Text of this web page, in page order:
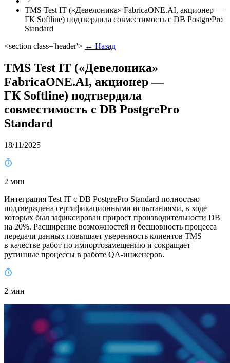
TMS Test IT («Девелоника» FabricaONE.AI, акционер —
ГК Softline) подтвердила совместимость с DB PostgrePro
Standard
<section class='header'> ← Назад
TMS Test IT («Девелоника»
FabricaONE.AI, акционер —
ГК Softline) подтвердила
совместимость с DB PostgrePro
Standard
18/11/2025
2 мин
Интеграция Test IT с DB PostgrePro Standard полностью
подтверждена сертификационными испытаниями, в ходе
которых был зафиксирован прирост производительности DB
на 20%. Расширение возможностей и бесшовность процесса
передачи данных повышает уверенность клиентов TMS
в качестве работ по импортозамещению и сокращает
рутинные процессы в работе QA-инженеров.
2 мин